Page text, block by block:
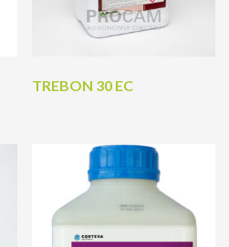
TREBON 30 EC